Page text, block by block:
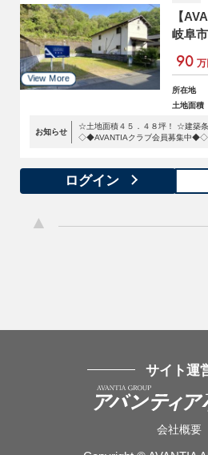
【
岐阜
90 万
所在地
土地面積
お知らせ
☆土地面積４５．４８坪！ ☆建築
◇◆AVANTIAクラブ会員募集中◆◇
ログイン
サイト運
会社概要